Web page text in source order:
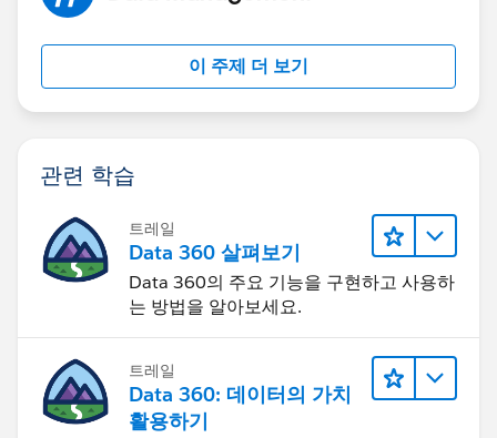
이 주제 더 보기
관련 학습
트레일
Data 360 살펴보기
Data 360의 주요 기능을 구현하고 사용하
는 방법을 알아보세요.
트레일
Data 360: 데이터의 가치
활용하기